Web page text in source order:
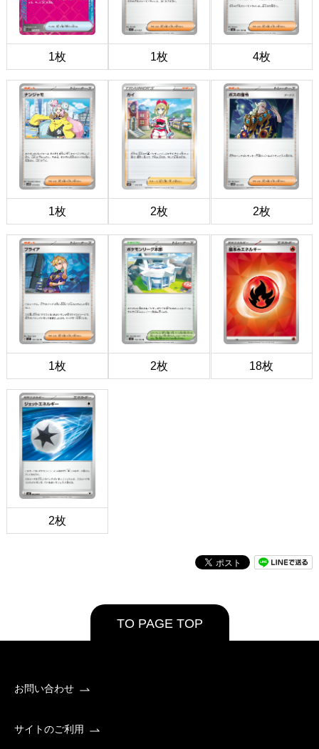
1枚 1枚 4枚
1枚 2枚 2枚
1枚 2枚 18枚
2枚
TO PAGE TOP
お問い合わせ
サイトのご利用